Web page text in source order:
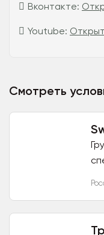
Вконтакте:
Youtube:
Смотреть